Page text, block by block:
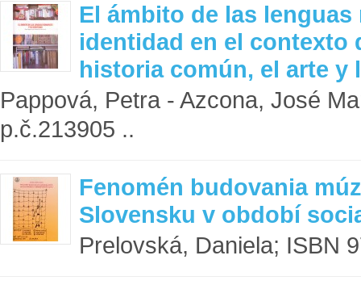
El ámbito de las
identidad en el contexto
historia común, el arte y
Pappová, Petra - Azcona, José
p.č.213905 ..
Fenomén budovania
Slovensku v období
Prelovská, Daniela; ISBN